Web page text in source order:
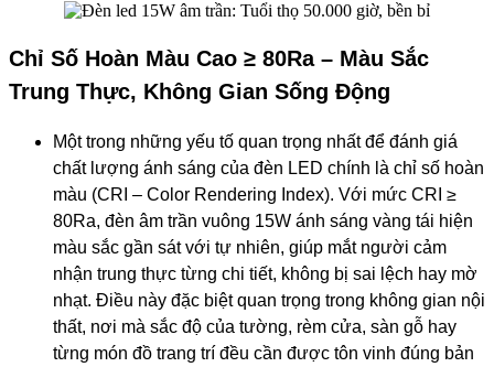
Chỉ Số Hoàn Màu Cao ≥ 80Ra – Màu Sắc
Trung Thực, Không Gian Sống Động
Một trong những yếu tố quan trọng nhất để đánh giá
chất lượng ánh sáng của đèn LED chính là chỉ số hoàn
màu (CRI – Color Rendering Index). Với mức CRI ≥
80Ra, đèn âm trần vuông 15W ánh sáng vàng tái hiện
màu sắc gần sát với tự nhiên, giúp mắt người cảm
nhận trung thực từng chi tiết, không bị sai lệch hay mờ
nhạt. Điều này đặc biệt quan trọng trong không gian nội
thất, nơi mà sắc độ của tường, rèm cửa, sàn gỗ hay
từng món đồ trang trí đều cần được tôn vinh đúng bản